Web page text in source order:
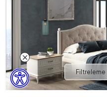
Filtreleme